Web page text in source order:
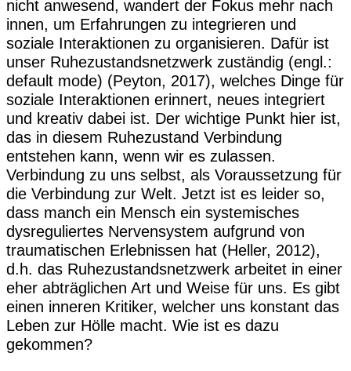
nicht anwesend, wandert der Fokus mehr nach
innen, um Erfahrungen zu integrieren und
soziale Interaktionen zu organisieren. Dafür ist
unser Ruhezustandsnetzwerk zuständig (engl.:
default mode) (Peyton, 2017), welches Dinge für
soziale Interaktionen erinnert, neues integriert
und kreativ dabei ist. Der wichtige Punkt hier ist,
das in diesem Ruhezustand Verbindung
entstehen kann, wenn wir es zulassen.
Verbindung zu uns selbst, als Voraussetzung für
die Verbindung zur Welt. Jetzt ist es leider so,
dass manch ein Mensch ein systemisches
dysreguliertes Nervensystem aufgrund von
traumatischen Erlebnissen hat (Heller, 2012),
d.h. das Ruhezustandsnetzwerk arbeitet in einer
eher abträglichen Art und Weise für uns. Es gibt
einen inneren Kritiker, welcher uns konstant das
Leben zur Hölle macht. Wie ist es dazu
gekommen?